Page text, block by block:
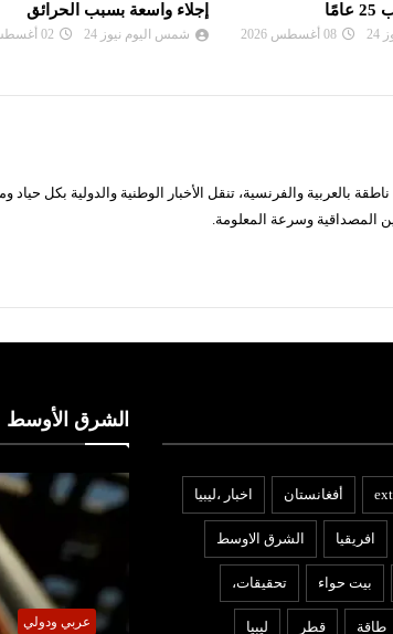
08 أغسطس 2026
إجلاء واسعة بسبب الحرائق
شمس اليوم نيوز 24 02 أغسطس 2026
بالعربية والفرنسية، تنقل الأخبار الوطنية والدولية بكل حياد
المصداقية وسرعة المعلومة.
أفغانستان اخبار ،ليبيا
افريقيا الشرق الاوسط
بيت حواء تحقيقات،
طاقة قطر ليبيا
الشرق الأوسط
عربي ودولي
عربي ودولي